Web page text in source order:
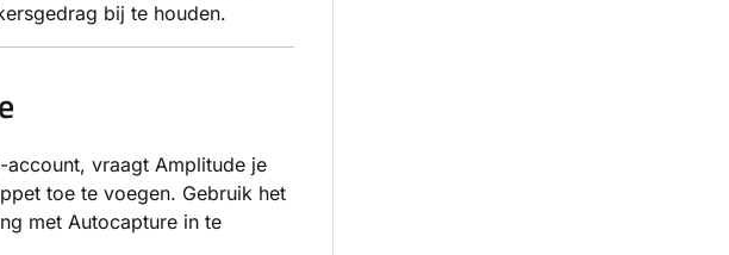
bij te houden.
account, vraagt Amplitude je
toe te voegen. Gebruik het
met Autocapture in te